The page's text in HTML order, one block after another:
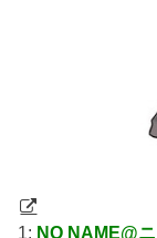
1: NO NAME@